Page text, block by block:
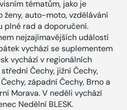
tématům, jako je
ženy, auto-moto, vzdělávání
plné rad a doporučení.
nejzajímavějších událostí
vychází se suplementem
vychází v regionálních
Čechy, jižní Čechy,
západní Čechy, Brno a
Morava. V neděli vychází
Nedělní BLESK.